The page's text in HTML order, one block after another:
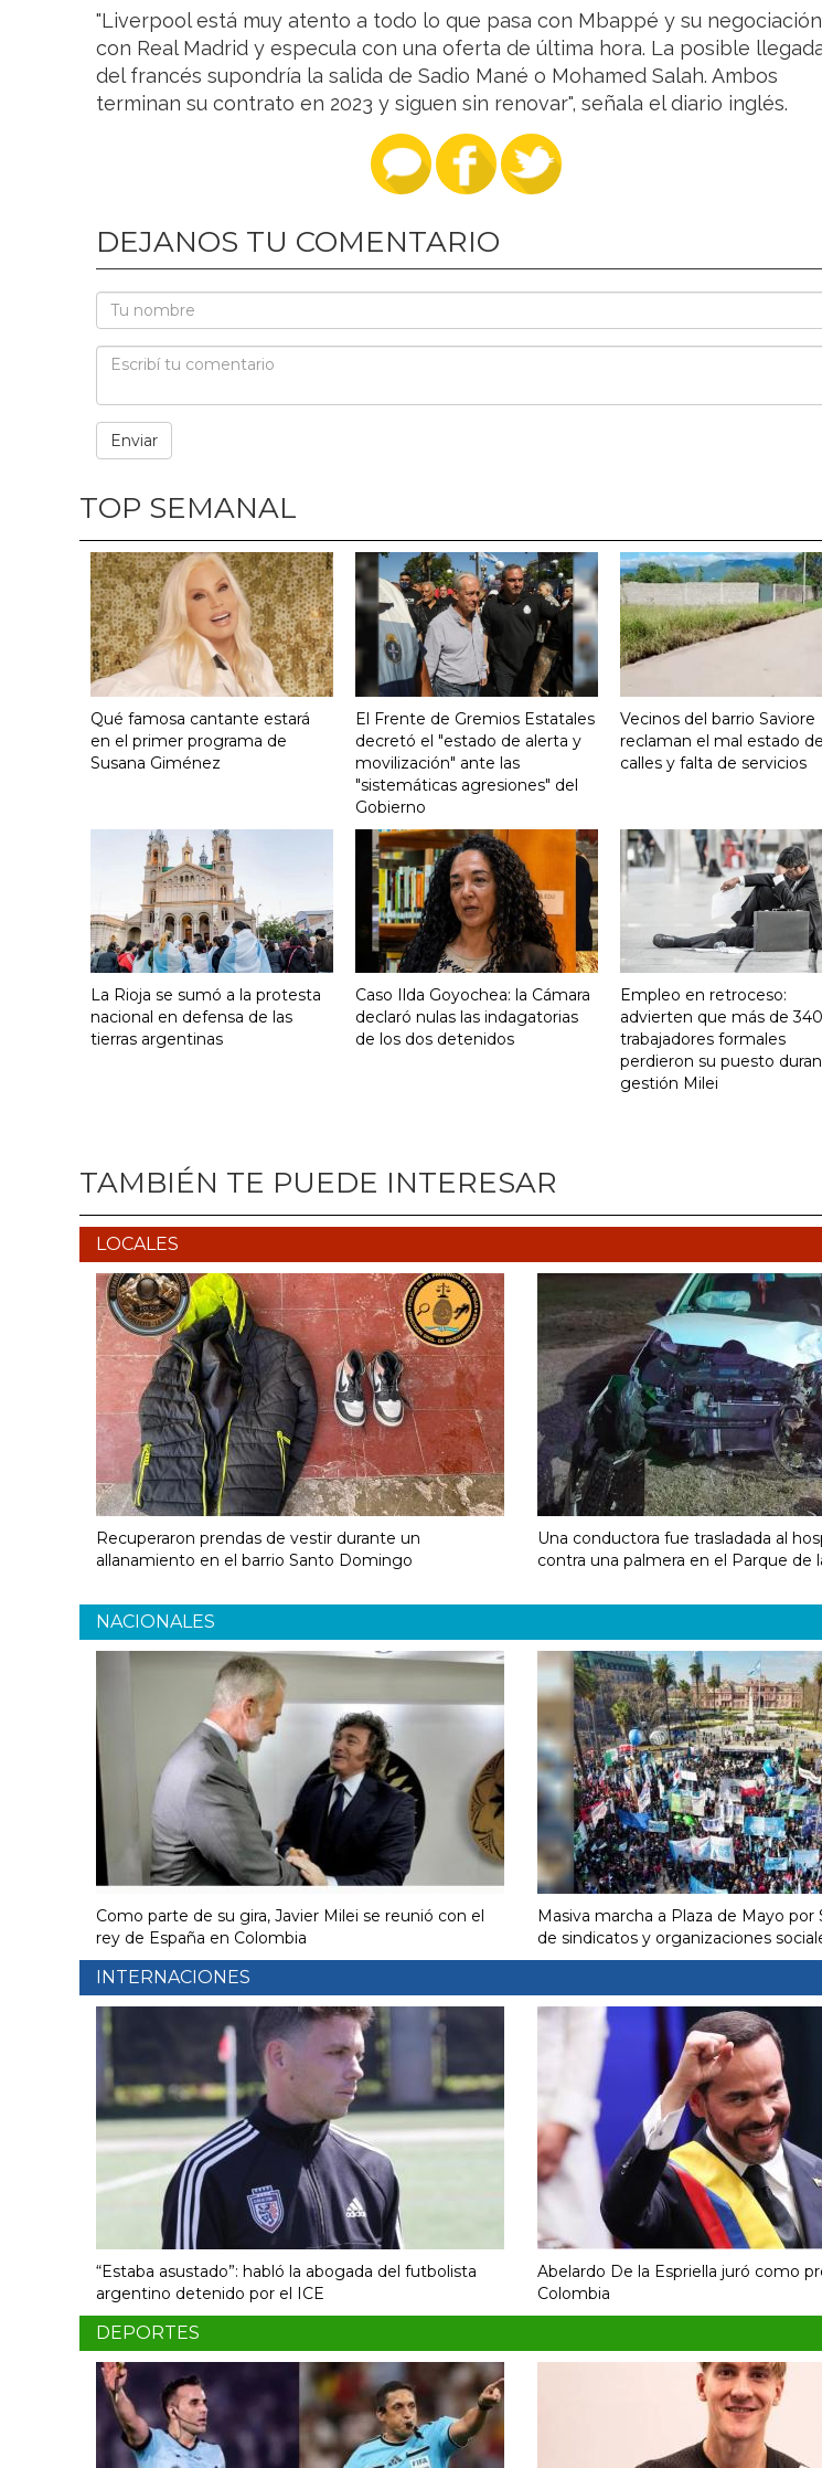
"Liverpool está muy atento a todo lo que pasa con Mbappé y su negociación
con Real Madrid y especula con una oferta de última hora. La posible
del francés supondría la salida de Sadio Mané o Mohamed Salah. Ambos
terminan su contrato en 2023 y siguen sin renovar", señala el diario inglés.
DEJANOS TU COMENTARIO
TOP SEMANAL
Qué famosa cantante estará
en el primer programa de
Susana Giménez
El Frente de Gremios Estatales
decretó el "estado de alerta y
movilización" ante las
"sistemáticas agresiones" del
Gobierno
Vecinos del barrio Saviore
reclaman el mal estado
calles y falta de servicios
La Rioja se sumó a la protesta
nacional en defensa de las
tierras argentinas
Caso Ilda Goyochea: la Cámara
declaró nulas las indagatorias
de los dos detenidos
Empleo en retroceso:
advierten que más de
trabajadores formales
perdieron su puesto
gestión Milei
TAMBIÉN TE PUEDE INTERESAR
LOCALES
Recuperaron prendas de vestir durante un
allanamiento en el barrio Santo Domingo
Una conductora fue trasladada al
contra una palmera en el Parque de
NACIONALES
Como parte de su gira, Javier Milei se reunió con el
rey de España en Colombia
Masiva marcha a Plaza de Mayo por
de sindicatos y organizaciones
INTERNACIONES
“Estaba asustado”: habló la abogada del futbolista
argentino detenido por el ICE
Abelardo De la Espriella juró como
Colombia
DEPORTES